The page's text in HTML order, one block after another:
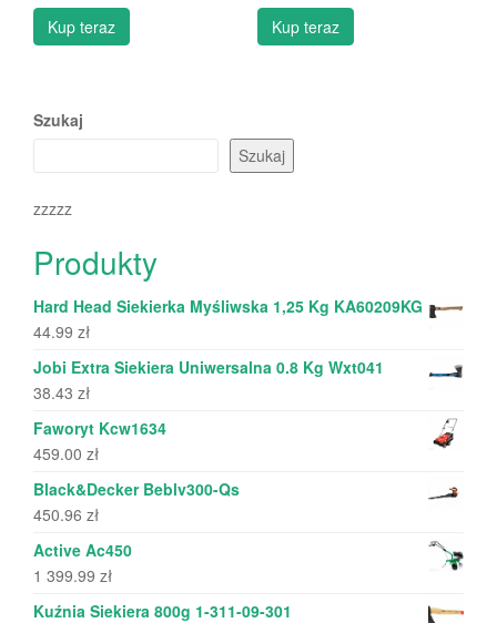
Kup teraz Kup teraz
Szukaj
Szukaj
zzzzz
Produkty
Hard Head Siekierka Myśliwska 1,25 Kg KA60209KG
44.99 zł
Jobi Extra Siekiera Uniwersalna 0.8 Kg Wxt041
38.43 zł
Faworyt Kcw1634
459.00 zł
Black&Decker Beblv300-Qs
450.96 zł
Active Ac450
1 399.99 zł
Kuźnia Siekiera 800g 1-311-09-301